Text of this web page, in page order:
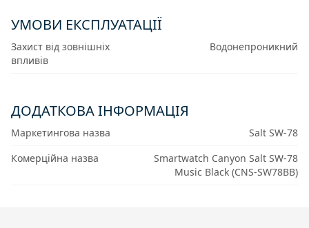
УМОВИ ЕКСПЛУАТАЦІЇ
Захист від зовнішніх
впливів
Водонепроникний
ДОДАТКОВА ІНФОРМАЦІЯ
Маркетингова назва
Salt SW-78
Комерційна назва
Smartwatch Canyon Salt SW-78
Music Black (CNS-SW78BB)